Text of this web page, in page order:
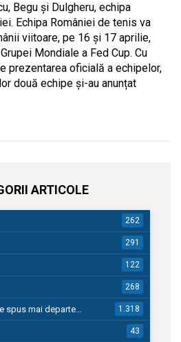
Begu și Dulgheru, echipa
Echipa României de tenis va
viitoare, pe 16 și 17 aprilie,
Mondiale a Fed Cup. Cu
prezentarea oficială a echipelor,
două echipe și-au anunțat
ARTICOLE
262
291
122
268
spus mai departe… 1.318
43